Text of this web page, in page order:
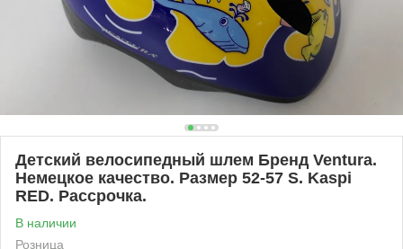
Детский велосипедный шлем Бренд Ventura.
Немецкое качество. Размер 52-57 S. Kaspi
RED. Рассрочка.
В наличии
Розница